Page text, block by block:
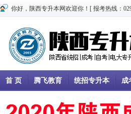
你好，陕西专升本网欢迎你！[ 报考热线：
首 页 腾飞教育 统招专升本 成